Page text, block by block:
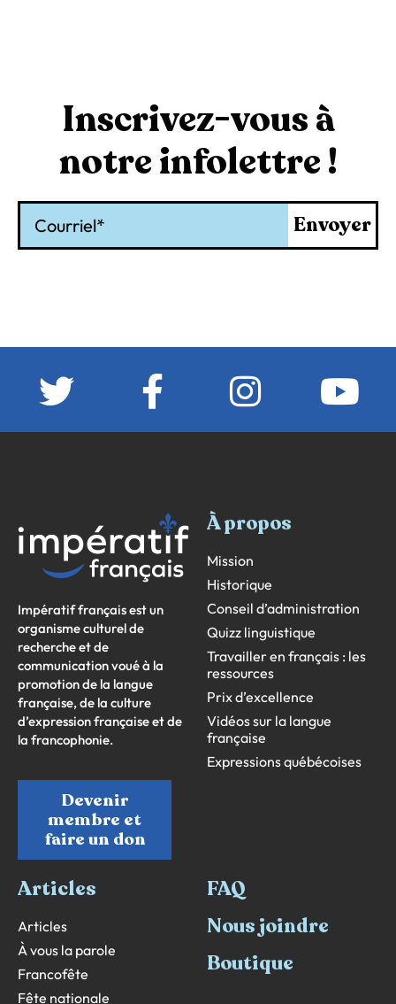
Inscrivez-vous à
notre infolettre !
Envoyer
Impératif français est un
organisme culturel de
recherche et de
communication voué à la
promotion de la langue
française, de la culture
d’expression française et de
la francophonie.
Devenir
membre et
faire un don
À propos
Mission
Historique
Conseil d’administration
Quizz linguistique
Travailler en français : les
ressources
Prix d’excellence
Vidéos sur la langue
française
Expressions québécoises
Articles
Articles
À vous la parole
Francofête
Fête nationale
FAQ
Nous joindre
Boutique